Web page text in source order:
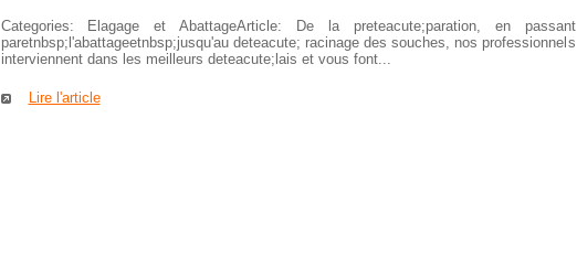
Categories: Elagage et AbattageArticle: De la preteacute;paration, en passant
paretnbsp;l'abattageetnbsp;jusqu'au deteacute; racinage des souches, nos professionnels
interviennent dans les meilleurs deteacute;lais et vous font...
Lire l'article